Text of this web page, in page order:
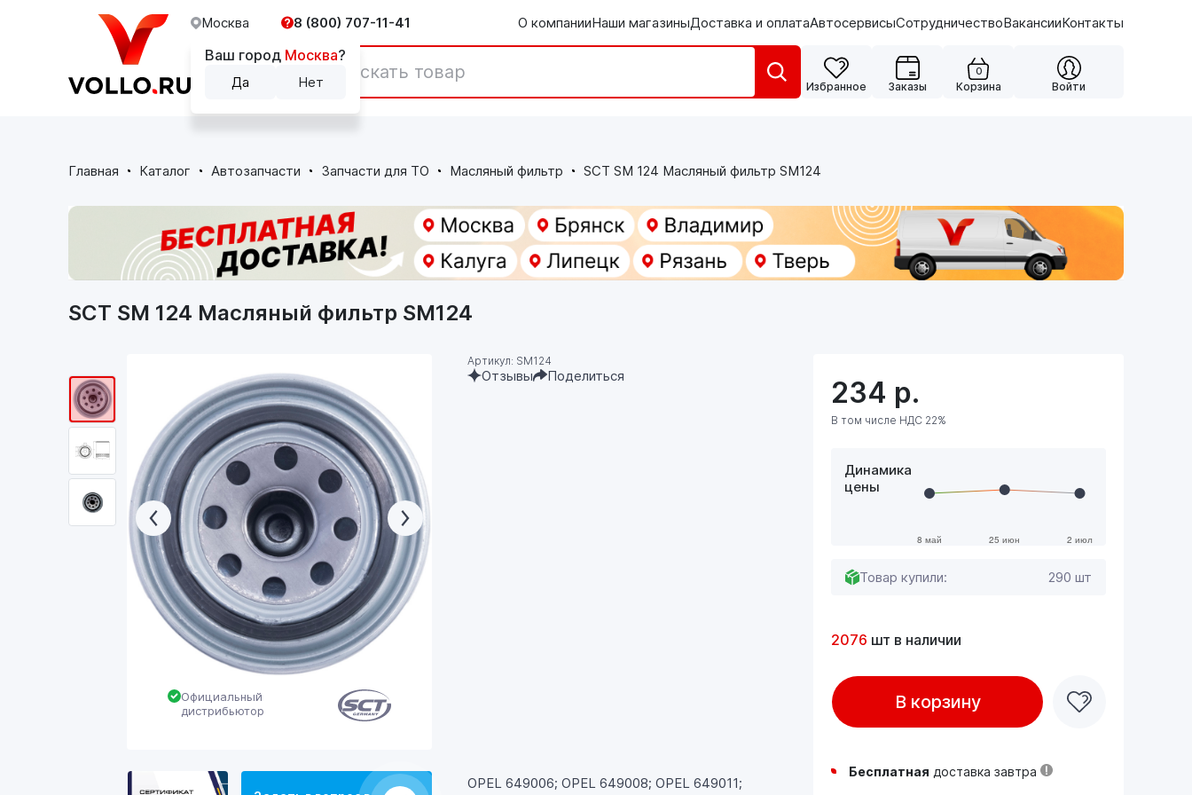
Москва
Ваш город Москва?
Да Нет
8 (800) 707-11-41 О компанииНаши магазиныДоставка и оплатаАвтосервисыСотрудничествоВакансииКонтакты
Каталог
Избранное Заказы
0
Корзина Войти
Главная Каталог Автозапчасти Запчасти для ТО Масляный фильтр SCT SM 124 Масляный фильтр SM124
Официальный
дистрибьютор
SCT SM 124 Масляный фильтр SM124
Артикул: SM124
Отзывы Поделиться
OPEL 649006; OPEL 649008; OPEL 649011;
234 р.
В том числе НДС 22%
Динамика
цены
Товар купили: 290 шт
2076 шт в наличии
В корзину
Бесплатная доставка завтра